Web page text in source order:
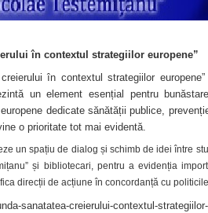
în contextul strategiilor europene”
în contextul strategiilor
un element esențial pentru
dedicate sănătății publice,
o prioritate tot mai evidentă.
un spațiu de dialog și schimb de idei între
și bibliotecari, pentru a evidenția
direcții de acțiune în concordanță cu
sanatatea-creierului-contextul-